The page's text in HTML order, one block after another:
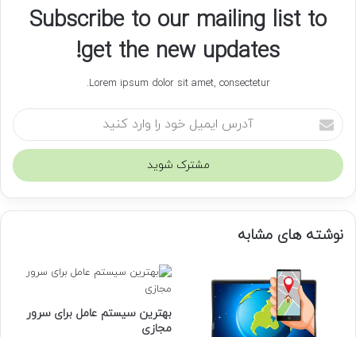
Subscribe to our mailing list to
get the new updates!
Lorem ipsum dolor sit amet, consectetur.
آ
د
س
ی
ی
نوشته های مشابه
بهترین سیستم عامل برای سرور
مجازی